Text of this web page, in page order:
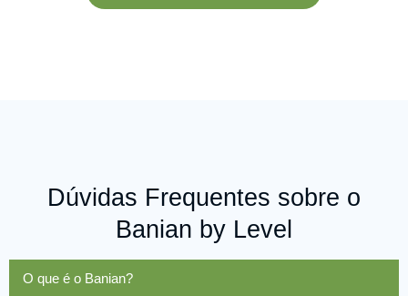
Dúvidas Frequentes sobre o
Banian by Level
O que é o Banian?